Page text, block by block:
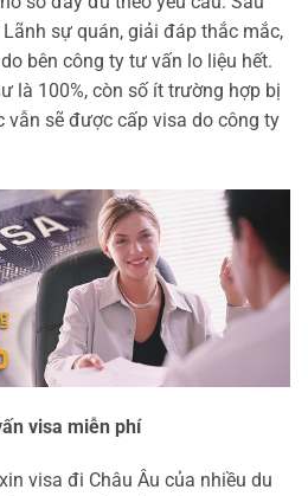
sự quán, giải đáp thắc mắc,
bên công ty tư vấn lo liệu hết.
là 100%, còn số ít trường hợp bị
sẽ được cấp visa do công ty
visa miễn phí
visa đi Châu Âu của nhiều du